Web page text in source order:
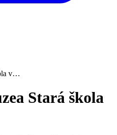
v…
Stará škola